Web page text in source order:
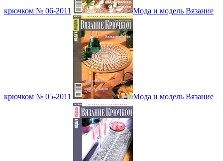
крючком № 06-2011 Мода и модель Вязание
крючком № 05-2011 Мода и модель Вязание